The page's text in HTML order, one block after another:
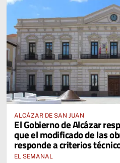
ALCÁZAR DE SAN JUAN
El Gobierno de Alcázar
que el modificado de las
responde a criterios
EL SEMANAL